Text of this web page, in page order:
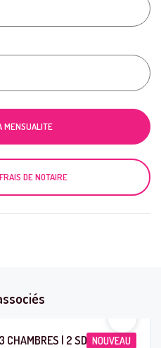
MENSUALITE
DE NOTAIRE
NOUVEAU
CHAMBRES | 2 SDB |